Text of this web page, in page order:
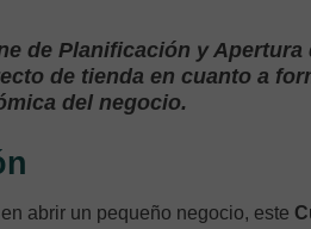
de Planificación y
de tienda en cuanto a
del negocio.
abrir un pequeño negocio, este